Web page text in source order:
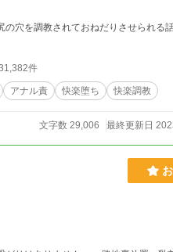
穴を調教されておねだりさせられる話
件
アナル責 快楽堕ち 快楽調教
文字数 29,006 最終更新日